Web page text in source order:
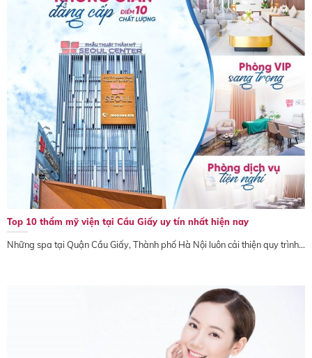
Top 10 thẩm mỹ viện tại Cầu Giấy uy tín nhất hiện nay
Những spa tại Quận Cầu Giấy, Thành phố Hà Nội luôn cải thiện quy trình...